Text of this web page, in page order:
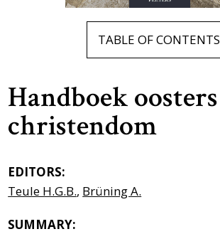
TABLE OF CONTENTS
Handboek oosters
christendom
EDITORS:
Teule H.G.B., Brüning A.
SUMMARY: